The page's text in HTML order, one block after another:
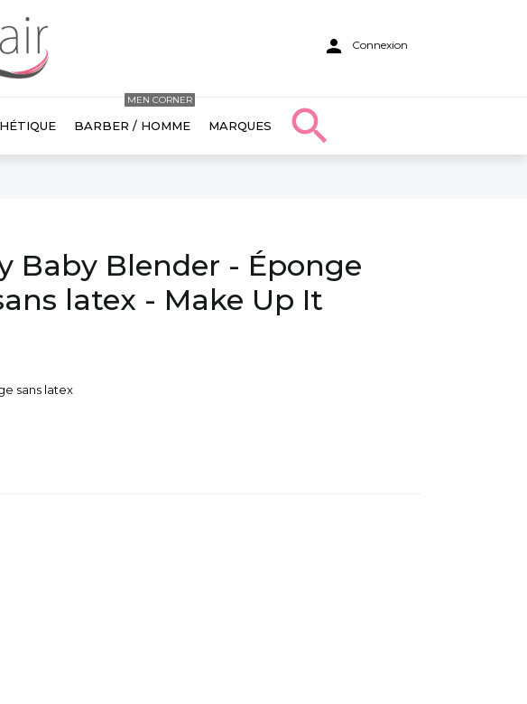
 Connexion
BARBER / HOMME
MEN CORNER
MARQUES 
Baby Blender - Éponge
latex - Make Up It
sans latex